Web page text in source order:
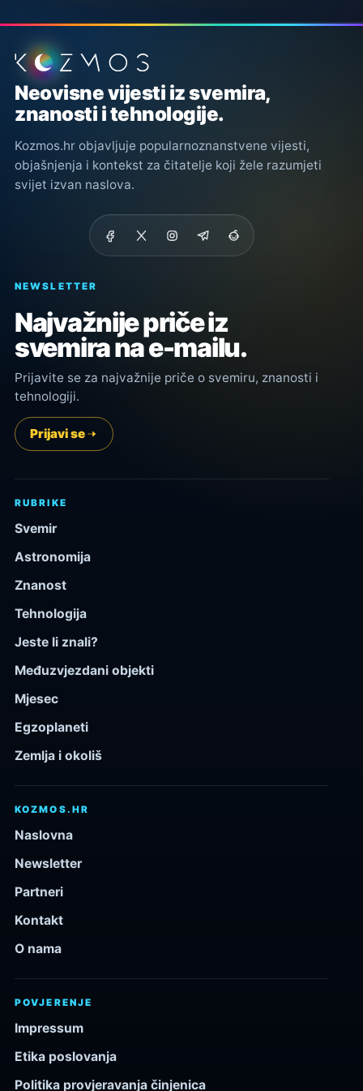
Podnožje stranice
Neovisne vijesti iz svemira,
znanosti i tehnologije.
Kozmos.hr objavljuje popularnoznanstvene vijesti,
objašnjenja i kontekst za čitatelje koji žele razumjeti
svijet izvan naslova.
NEWSLETTER
Najvažnije priče iz
svemira na e-mailu.
Prijavite se za najvažnije priče o svemiru, znanosti i
tehnologiji.
Prijavi se
RUBRIKE
Svemir
Astronomija
Znanost
Tehnologija
Jeste li znali?
Međuzvjezdani objekti
Mjesec
Egzoplaneti
Zemlja i okoliš
KOZMOS.HR
Naslovna
Newsletter
Partneri
Kontakt
O nama
POVJERENJE
Impressum
Etika poslovanja
Politika provjeravanja činjenica